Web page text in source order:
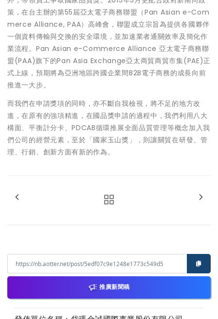
策，在台主辦的第55屆亞太電子商務聯盟（Pan Asian e-Com
merce Alliance, PAA）高峰會，聯盟成立宗旨為提供各國夥伴
一個資料傳輸與交換的安全環境，並加速業者通關效率及簡化作
業流程。Pan Asian e-Commerce Alliance 亞太電子商務聯
盟(PAA)旗下的Pan Asia Exchange亞太商貿商貿市集(PAE)正
式上線，預期將為亞洲地區跨國企業間B2B電子商務的成長向前
推進一大步。
而我們在申請獎項的同時，亦不斷自我檢視，將不足的地方改
進，在原有的強項精進，在國品獎申請的過程中，我們利用八大
構面、平衡計分卡、PDCAB循環推展全面品質管理等概念加入我
們公司的經營元素，至於「國家玉山獎」，則讓關貿在研發、管
理、行銷、創新方面有新的作為。
推廣新聞稿